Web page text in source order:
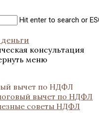
Hit enter to search or
консультация
меню
вычет по НДФЛ
вычет по НДФЛ
советы НДФЛ